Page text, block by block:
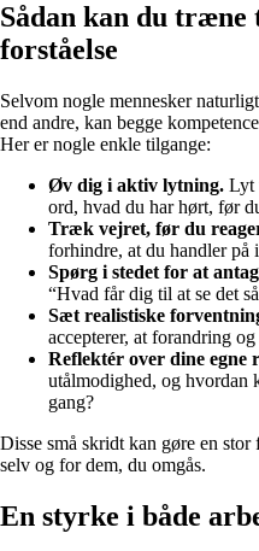
Sådan kan du træne
forståelse
Selvom nogle mennesker
end andre, kan begge
Her er nogle enkle tilgange:
Øv dig i aktiv lytning. Lyt
ord, hvad du har hørt, før
Træk vejret, før du
forhindre, at du handler på
Spørg i stedet for at
“Hvad får dig til at se det
Sæt realistiske
accepterer, at forandring
Reflektér over dine egne
utålmodighed, og hvordan
gang?
Disse små skridt kan gøre en
selv og for dem, du omgås.
En styrke i både